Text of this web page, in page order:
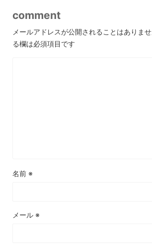
comment
メールアドレスが公開されることはありませ
る欄は必須項目です
名前 ※
メール ※